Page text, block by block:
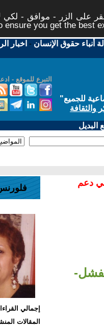
على الزر - موافق - لكي
you get the best
أنباء حقوق الإنسان - اخبار
التبرع للموقع -
للجميع"
والثقافة
البديل
في دعم
إجمالي القراءات:
المقالات